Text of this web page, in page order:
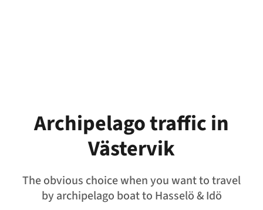
Archipelago traffic in
Västervik
The obvious choice when you want to travel
by archipelago boat to Hasselö & Idö